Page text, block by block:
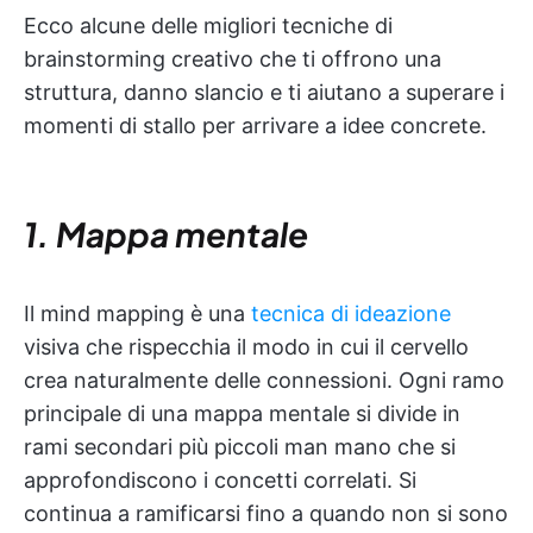
Ecco alcune delle migliori tecniche di
brainstorming creativo che ti offrono una
struttura, danno slancio e ti aiutano a superare i
momenti di stallo per arrivare a idee concrete.
1. Mappa mentale
Il mind mapping è una tecnica di ideazione
visiva che rispecchia il modo in cui il cervello
crea naturalmente delle connessioni. Ogni ramo
principale di una mappa mentale si divide in
rami secondari più piccoli man mano che si
approfondiscono i concetti correlati. Si
continua a ramificarsi fino a quando non si sono